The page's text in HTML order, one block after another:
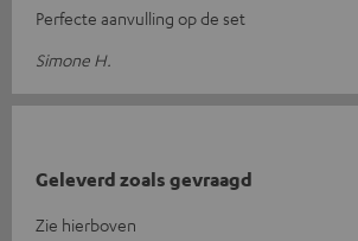
Perfecte aanvulling op de set
Simone H.
Geleverd zoals gevraagd
Zie hierboven